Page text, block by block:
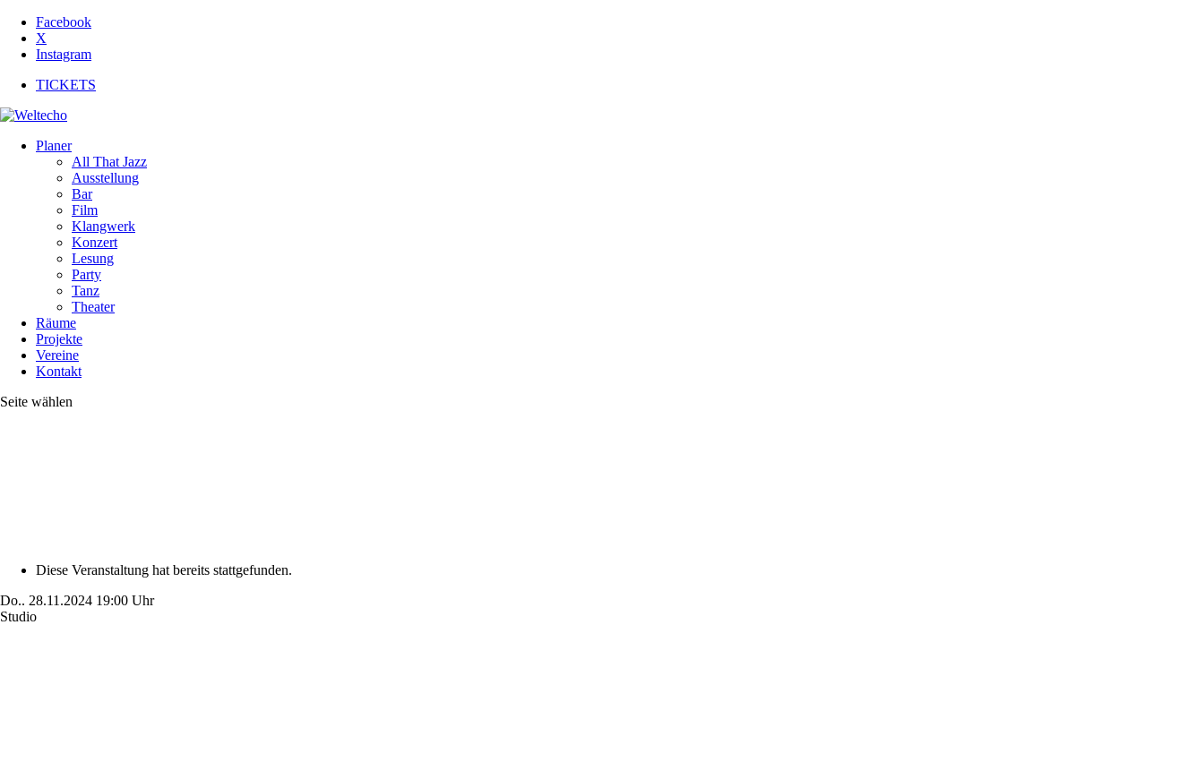
Facebook
X
Instagram
TICKETS
Planer
All That Jazz
Ausstellung
Bar
Film
Klangwerk
Konzert
Lesung
Party
Tanz
Theater
Räume
Projekte
Vereine
Kontakt
Seite wählen
Diese Veranstaltung hat bereits stattgefunden.
Do.. 28.11.2024 19:00 Uhr
Studio